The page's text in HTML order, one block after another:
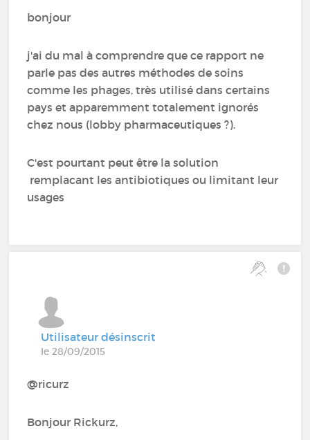
bonjour
j'ai du mal à comprendre que ce rapport ne
parle pas des autres méthodes de soins
comme les phages, très utilisé dans certains
pays et apparemment totalement ignorés
chez nous (lobby pharmaceutiques ?).
C'est pourtant peut être la solution
remplacant les antibiotiques ou limitant leur
usages
Utilisateur désinscrit
le 28/09/2015
@ricurz
Bonjour Rickurz,